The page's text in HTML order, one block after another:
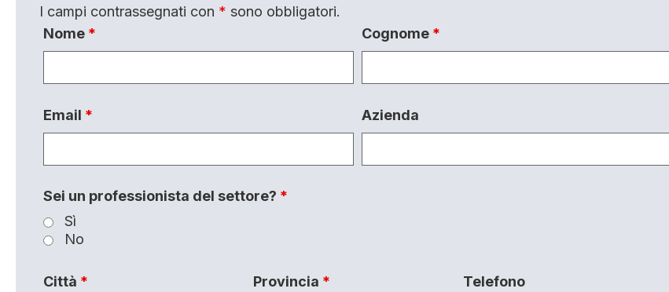
I campi contrassegnati con * sono obbligatori.
Nome * Cognome *
Email * Azienda
Sei un professionista del settore? *
Sì
No
Città * Provincia * Telefono